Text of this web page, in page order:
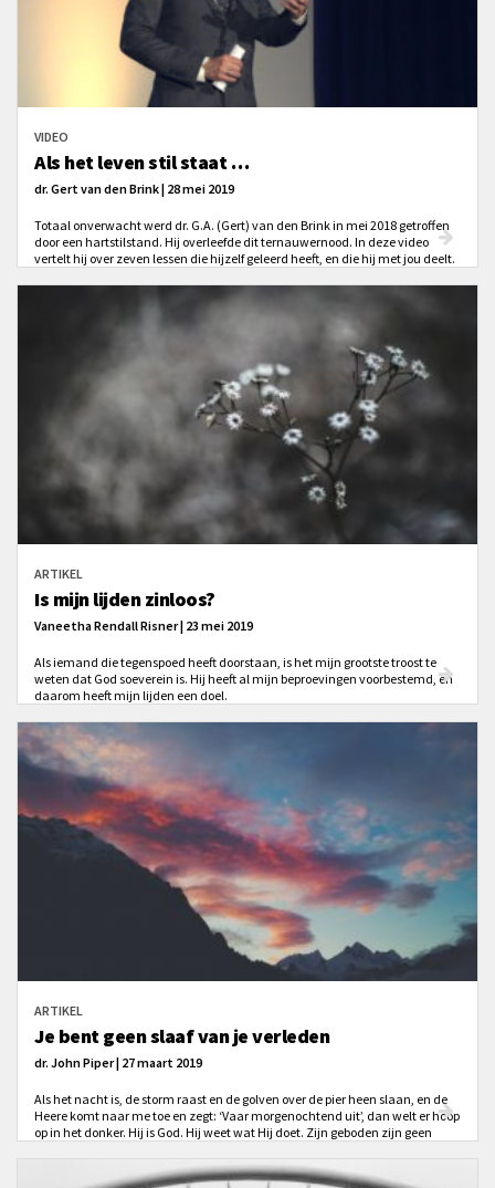
VIDEO
Als het leven stil staat …
dr. Gert van den Brink | 28 mei 2019
Totaal onverwacht werd dr. G.A. (Gert) van den Brink in mei 2018 getroffen
door een hartstilstand. Hij overleefde dit ternauwernood. In deze video
vertelt hij over zeven lessen die hijzelf geleerd heeft, en die hij met jou deelt.
ARTIKEL
Is mijn lijden zinloos?
Vaneetha Rendall Risner | 23 mei 2019
Als iemand die tegenspoed heeft doorstaan, is het mijn grootste troost te
weten dat God soeverein is. Hij heeft al mijn beproevingen voorbestemd, en
daarom heeft mijn lijden een doel.
ARTIKEL
Je bent geen slaaf van je verleden
dr. John Piper | 27 maart 2019
Als het nacht is, de storm raast en de golven over de pier heen slaan, en de
Heere komt naar me toe en zegt: ‘Vaar morgenochtend uit’, dan welt er hoop
op in het donker. Hij is God. Hij weet wat Hij doet. Zijn geboden zijn geen
volmaakt zult zijn bij de komst van Christus.